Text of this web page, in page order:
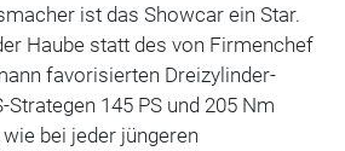
ist das Showcar ein Star.
Haube statt des von Firmenchef
favorisierten Dreizylinder-
Strategen 145 PS und 205 Nm
bei jeder jüngeren